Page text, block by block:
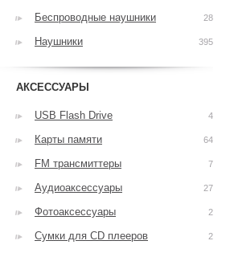
Беспроводные наушники 28
Наушники 395
АКСЕССУАРЫ
USB Flash Drive 4
Карты памяти 64
FM трансмиттеры 7
Аудиоаксессуары 27
Фотоаксессуары 2
Сумки для CD плееров 2